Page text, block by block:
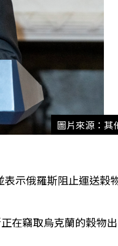
圖片來源：其
示俄羅斯阻止運送穀
在竊取烏克蘭的穀物出